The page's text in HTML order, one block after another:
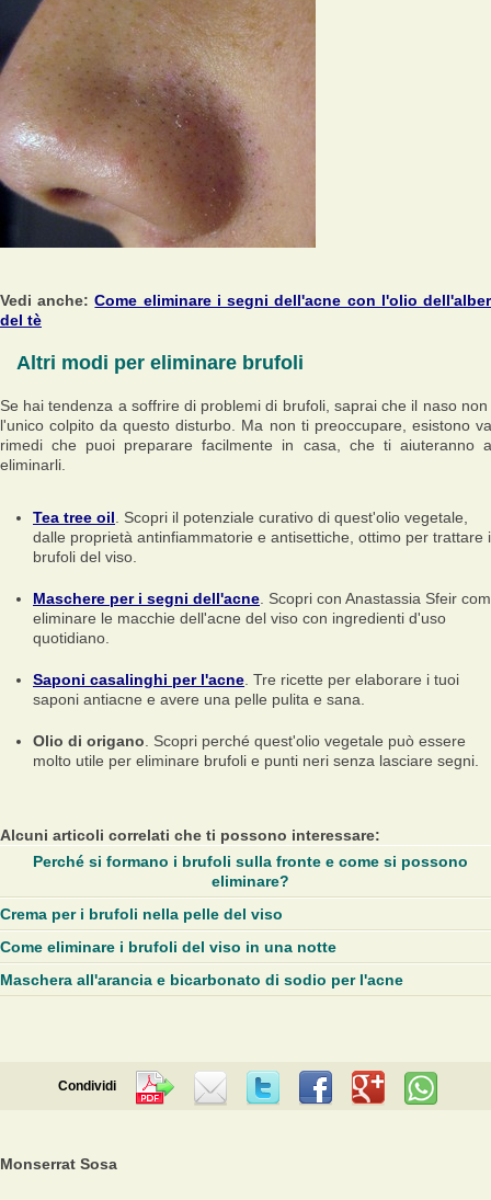
Vedi anche:Come eliminare i segni dell'acne con l'olio
del tè
Altri modi per eliminare brufoli
Se hai tendenza a soffrire di problemi di brufoli, saprai che il naso non
l'unico colpito da questo disturbo. Ma non ti preoccupare, esistono
rimedi che puoi preparare facilmente in casa, che ti aiuteranno
eliminarli.
Tea tree oil . Scopri il potenziale curativo di quest'olio vegetale,
dalle proprietà antinfiammatorie e antisettiche, ottimo per trattare i
brufoli del viso.
Maschere per i segni dell'acne . Scopri con Anastassia Sfeir
eliminare le macchie dell'acne del viso con ingredienti d'uso
quotidiano.
Saponi casalinghi per l'acne . Tre ricette per elaborare i tuoi
saponi antiacne e avere una pelle pulita e sana.
Olio di origano . Scopri perché quest'olio vegetale può essere
molto utile per eliminare brufoli e punti neri senza lasciare segni.
Alcuni articoli correlati che ti possono interessare:
Perché si formano i brufoli sulla fronte e come si possono
eliminare?
Crema per i brufoli nella pelle del viso
Come eliminare i brufoli del viso in una notte
Maschera all'arancia e bicarbonato di sodio per l'acne
Condividi
Monserrat Sosa